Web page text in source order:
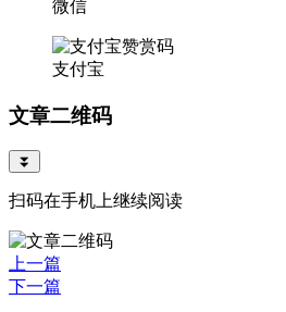
微信
支付宝
文章二维码
⏬
扫码在手机上继续阅读
上一篇
下一篇